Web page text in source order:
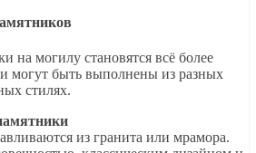
на могилу становятся всё более
могут быть выполнены из разных
стилях.
из гранита или мрамора.